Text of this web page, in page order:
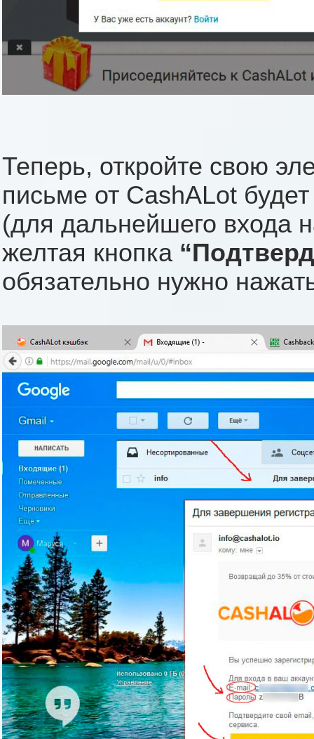
Теперь, откройте свою
письме от CashALot
(для дальнейшего входа
желтая кнопка
обязательно нужно